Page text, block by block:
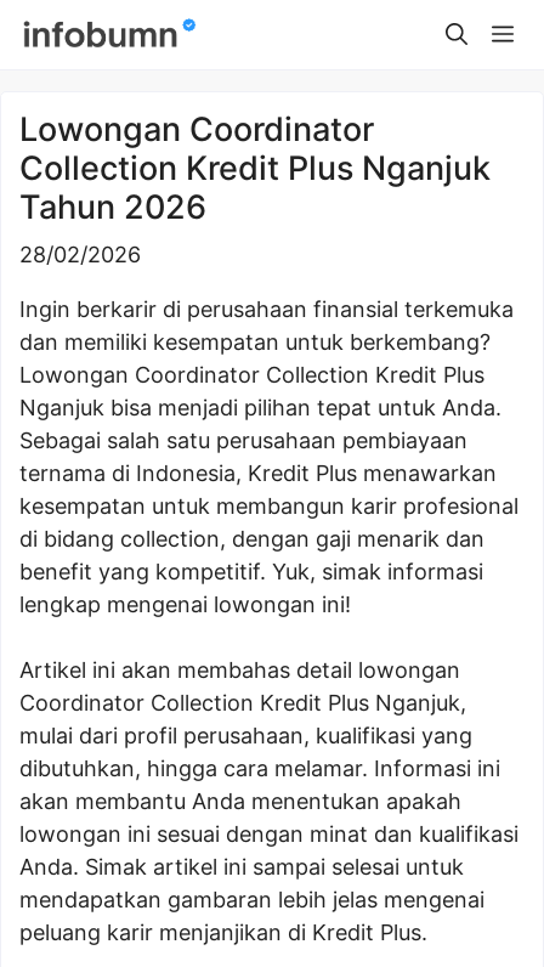
Skip
Lowongan Coordinator
Collection Kredit Plus Nganjuk
Tahun 2026
28/02/2026
Ingin berkarir di perusahaan finansial terkemuka
dan memiliki kesempatan untuk berkembang?
Lowongan Coordinator Collection Kredit Plus
Nganjuk bisa menjadi pilihan tepat untuk Anda.
Sebagai salah satu perusahaan pembiayaan
ternama di Indonesia, Kredit Plus menawarkan
kesempatan untuk membangun karir profesional
di bidang collection, dengan gaji menarik dan
benefit yang kompetitif. Yuk, simak informasi
lengkap mengenai lowongan ini!
Artikel ini akan membahas detail lowongan
Coordinator Collection Kredit Plus Nganjuk,
mulai dari profil perusahaan, kualifikasi yang
dibutuhkan, hingga cara melamar. Informasi ini
akan membantu Anda menentukan apakah
lowongan ini sesuai dengan minat dan kualifikasi
Anda. Simak artikel ini sampai selesai untuk
mendapatkan gambaran lebih jelas mengenai
peluang karir menjanjikan di Kredit Plus.